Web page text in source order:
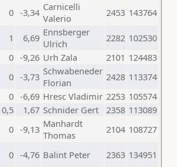
0 -3,34 Carnicelli
Valerio
2453 143764
1 6,69 Ennsberger
Ulrich
2282 102530
0 -9,26 Urh Zala 2101 124483
0 -3,73 Schwabeneder
Florian
2428 113374
0 -6,69 Hresc Vladimir 2253 105574
0,5 1,67 Schnider Gert 2358 113089
0 -9,13 Manhardt
Thomas
2104 108727
0 -4,76 Balint Peter 2363 134951